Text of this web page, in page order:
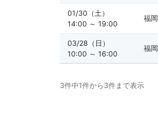
01/30（土）
14:00 ～ 19:00
福岡
03/28（日）
10:00 ～ 16:00
福岡
3件中1件から3件まで表示